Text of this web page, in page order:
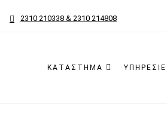
2310 210338 & 2310 214808
ΚΑΤΑΣΤΗΜΑ